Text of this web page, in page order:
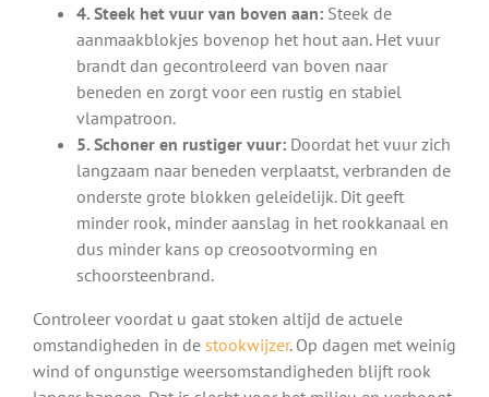
4. Steek het vuur van boven aan:Steek de
aanmaakblokjes bovenop het hout aan. Het vuur
brandt dan gecontroleerd van boven naar
beneden en zorgt voor een rustig en stabiel
vlampatroon.
5. Schoner en rustiger vuur:Doordat het vuur zich
langzaam naar beneden verplaatst, verbranden de
onderste grote blokken geleidelijk. Dit geeft
minder rook, minder aanslag in het rookkanaal en
dus minder kans op creosootvorming en
schoorsteenbrand.
Controleer voordat u gaat stoken altijd de actuele
omstandigheden in de stookwijzer. Op dagen met weinig
wind of ongunstige weersomstandigheden blijft rook